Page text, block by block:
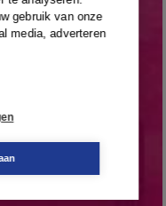
gebruik van onze
media, adverteren